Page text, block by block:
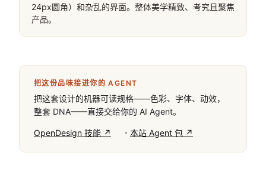
24px圆角）和杂乱的界面。整体美学精致、考究且聚焦
产品。
把这份品味接进你的 AGENT
把这套设计的机器可读规格——色彩、字体、动效，
整套 DNA——直接交给你的 AI Agent。
OpenDesign 技能 ↗ · 本站 Agent 包 ↗